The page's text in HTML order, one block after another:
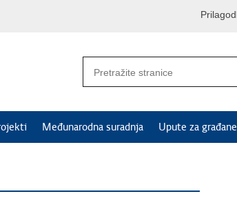
Međunarodna suradnja Upute za građane